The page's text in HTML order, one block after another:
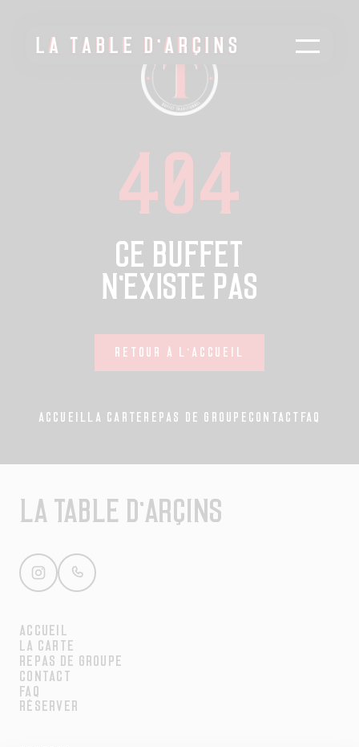
L A TA B L E
D
D
'
'
A
A
R
R
Ç
Ç
I
N
N
S
404
CE BUFFET
N'EXISTE PAS
RETOUR À L'ACCUEIL
ACCUEIL LA CARTE REPAS DE GROUPE CONTACT FAQ
LA TABLE D'ARÇINS
ACCUEIL
LA CARTE
REPAS DE GROUPE
CONTACT
FAQ
RÉSERVER